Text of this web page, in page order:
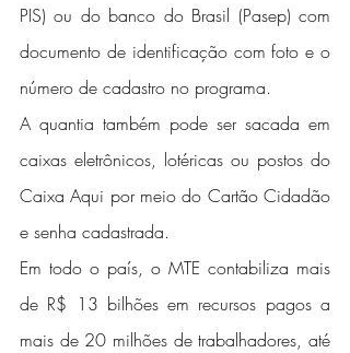
PIS) ou do banco do Brasil (Pasep) com
documento de identificação com foto e o
número de cadastro no programa.
A quantia também pode ser sacada em
caixas eletrônicos, lotéricas ou postos do
Caixa Aqui por meio do Cartão Cidadão
e senha cadastrada.
Em todo o país, o MTE contabiliza mais
de R$ 13 bilhões em recursos pagos a
mais de 20 milhões de trabalhadores, até